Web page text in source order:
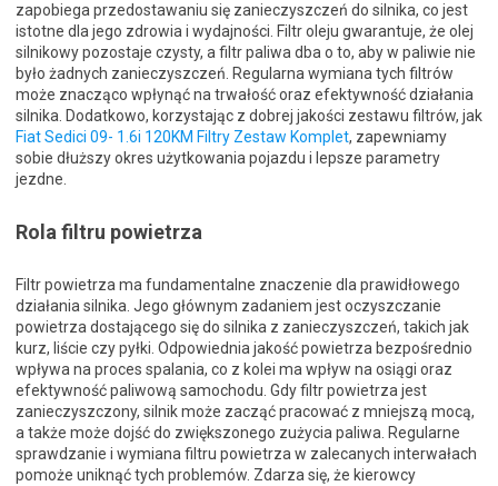
zapobiega przedostawaniu się zanieczyszczeń do silnika, co jest
istotne dla jego zdrowia i wydajności. Filtr oleju gwarantuje, że olej
silnikowy pozostaje czysty, a filtr paliwa dba o to, aby w paliwie nie
było żadnych zanieczyszczeń. Regularna wymiana tych filtrów
może znacząco wpłynąć na trwałość oraz efektywność działania
silnika. Dodatkowo, korzystając z dobrej jakości zestawu filtrów, jak
Fiat Sedici 09- 1.6i 120KM Filtry Zestaw Komplet, zapewniamy
sobie dłuższy okres użytkowania pojazdu i lepsze parametry
jezdne.
Rola filtru powietrza
Filtr powietrza ma fundamentalne znaczenie dla prawidłowego
działania silnika. Jego głównym zadaniem jest oczyszczanie
powietrza dostającego się do silnika z zanieczyszczeń, takich jak
kurz, liście czy pyłki. Odpowiednia jakość powietrza bezpośrednio
wpływa na proces spalania, co z kolei ma wpływ na osiągi oraz
efektywność paliwową samochodu. Gdy filtr powietrza jest
zanieczyszczony, silnik może zacząć pracować z mniejszą mocą,
a także może dojść do zwiększonego zużycia paliwa. Regularne
sprawdzanie i wymiana filtru powietrza w zalecanych interwałach
pomoże uniknąć tych problemów. Zdarza się, że kierowcy